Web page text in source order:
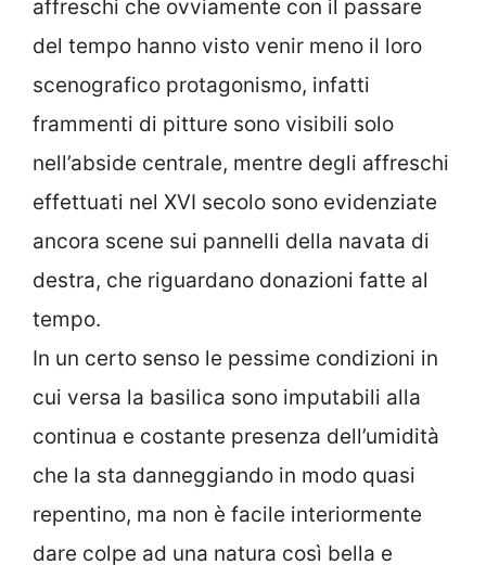
affreschi che ovviamente con il passare
del tempo hanno visto venir meno il loro
scenografico protagonismo, infatti
frammenti di pitture sono visibili solo
nell’abside centrale, mentre degli affreschi
effettuati nel XVI secolo sono evidenziate
ancora scene sui pannelli della navata di
destra, che riguardano donazioni fatte al
tempo.
In un certo senso le pessime condizioni in
cui versa la basilica sono imputabili alla
continua e costante presenza dell’umidità
che la sta danneggiando in modo quasi
repentino, ma non è facile interiormente
dare colpe ad una natura così bella e